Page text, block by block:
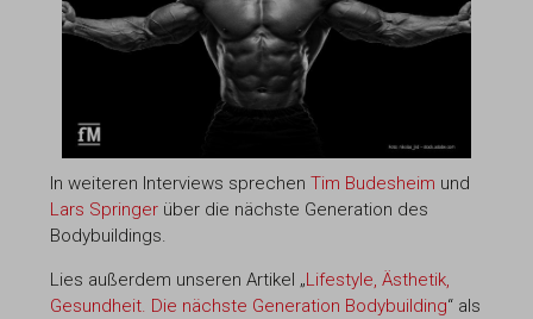
In weiteren Interviews sprechenTim Budesheim und
Lars Springer über die nächste Generation des
Bodybuildings.
Lies außerdem unseren Artikel „Lifestyle, Ästhetik,
Gesundheit. Die nächste Generation Bodybuilding“ als